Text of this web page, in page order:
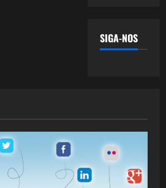
SIGA-NOS